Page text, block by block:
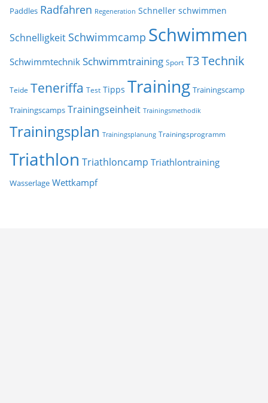
Paddles Radfahren Regeneration Schneller schwimmen
Schnelligkeit Schwimmcamp Schwimmen
Schwimmtechnik Schwimmtraining Sport T3Technik
Teide Teneriffa Test Tipps Training Trainingscamp
Trainingscamps Trainingseinheit Trainingsmethodik
Trainingsplan Trainingsplanung Trainingsprogramm
Triathlon Triathloncamp Triathlontraining
Wasserlage Wettkampf